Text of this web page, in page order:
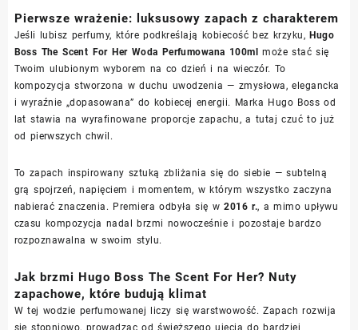
Pierwsze wrażenie: luksusowy zapach z charakterem
Jeśli lubisz perfumy, które podkreślają kobiecość bez krzyku,Hugo
Boss The Scent For Her Woda Perfumowana 100ml może stać się
Twoim ulubionym wyborem na co dzień i na wieczór. To
kompozycja stworzona w duchu uwodzenia — zmysłowa, elegancka
i wyraźnie „dopasowana” do kobiecej energii. Marka Hugo Boss od
lat stawia na wyrafinowane proporcje zapachu, a tutaj czuć to już
od pierwszych chwil.
To zapach inspirowany sztuką zbliżania się do siebie — subtelną
grą spojrzeń, napięciem i momentem, w którym wszystko zaczyna
nabierać znaczenia. Premiera odbyła się w2016 r., a mimo upływu
czasu kompozycja nadal brzmi nowocześnie i pozostaje bardzo
rozpoznawalna w swoim stylu.
Jak brzmi Hugo Boss The Scent For Her? Nuty
zapachowe, które budują klimat
W tej wodzie perfumowanej liczy się warstwowość. Zapach rozwija
się stopniowo, prowadząc od świeższego ujęcia do bardziej